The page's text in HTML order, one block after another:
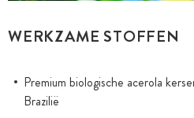
WERKZAME STOFFEN
Premium biologische acerola
Brazilië